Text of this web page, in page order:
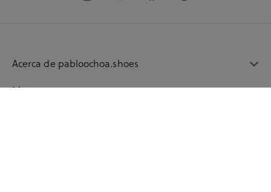
Acerca de pabloochoa.shoes
Mi cuenta